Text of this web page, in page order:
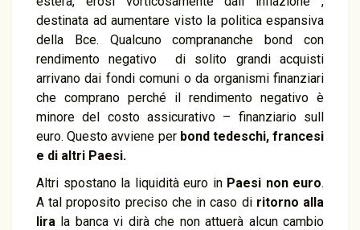
destinata ad aumentare visto la politica espansiva
della Bce. Qualcuno comprananche bond con
rendimento negativo di solito grandi acquisti
arrivano dai fondi comuni o da organismi finanziari
che comprano perché il rendimento negativo è
minore del costo assicurativo – finanziario sull
euro. Questo avviene per bond tedeschi, francesi
e di altri Paesi.
Altri spostano la liquidità euro in Paesi non euro.
A tal proposito preciso che in caso di ritorno alla
lira la banca vi dirà che non attuerà alcun cambio